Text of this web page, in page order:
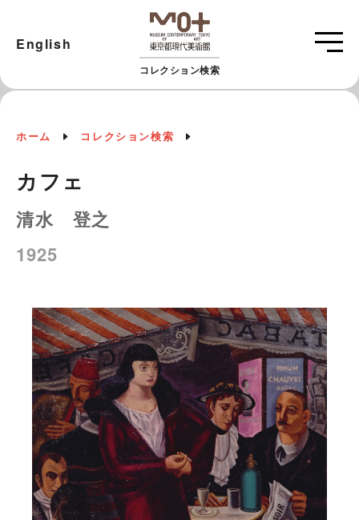
コレクション検索
English
ホーム コレクション検索
カフェ
清水 登之
1925